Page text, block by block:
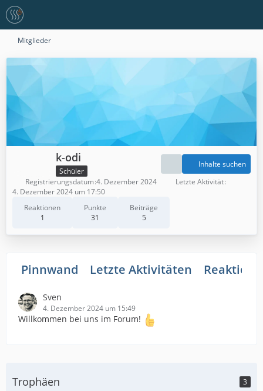
Mitglieder
k-odi
Schüler
Reaktionen
1
Punkte
31
Beiträge
5
Inhalte suchen
Registrierungsdatum 4. Dezember 2024
Letzte Aktivität
4. Dezember 2024 um 17:50
Pinnwand Letzte Aktivitäten
Sven
4. Dezember 2024 um 15:49
Willkommen bei uns im Forum!
Trophäen 3